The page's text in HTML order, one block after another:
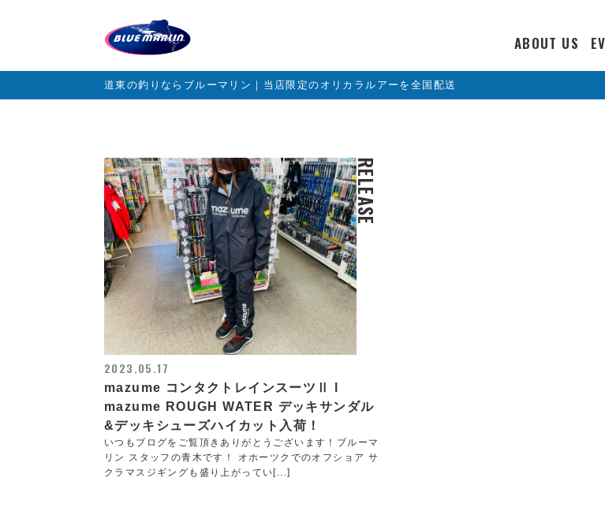
ABOUT US
道東の釣りならブルーマリン｜当店限定のオリカラルアーを全国配送
RELEASE
2023.05.17
mazume コンタクトレインスーツⅡ l
mazume ROUGH WATER デッキサンダル
&デッキシューズハイカット入荷！
いつもブログをご覧頂きありがとうございます！ブルーマ
リン スタッフの青木です！ オホーツクでのオフショア サ
クラマスジギングも盛り上がってい[...]